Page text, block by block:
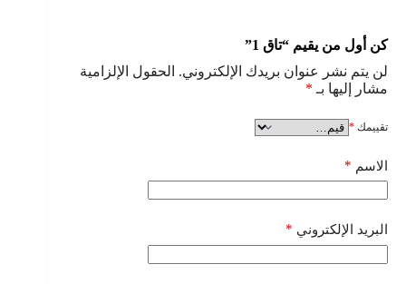
كن أول من يقيم “تاق 1”
لن يتم نشر عنوان بريدك الإلكتروني. الحقول الإلزامية
مشار إليها بـ *
تقييمك *
الاسم *
البريد الإلكتروني *